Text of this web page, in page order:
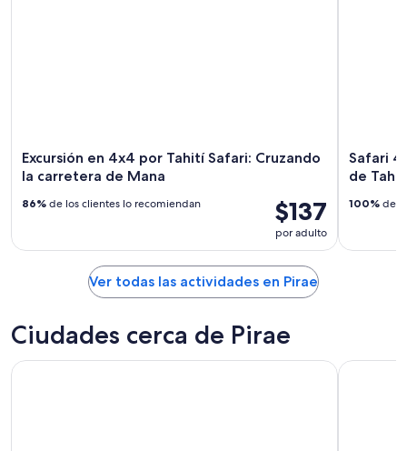
Excursión en 4x4 por Tahití Safari: Cruzando
la carretera de Mana
$137
por adulto
86% de los clientes lo recomiendan
Safari
de
100% de
Ver todas las actividades en Pirae
Ciudades cerca de Pirae